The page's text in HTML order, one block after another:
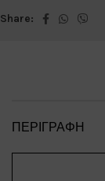
Share:
ΠΕΡΙΓΡΑΦΉ